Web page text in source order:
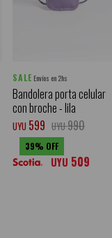
SALE Envíos en 2hs
Bandolera porta celular
con broche - lila
UYU 599 UYU990
39
UYU 509